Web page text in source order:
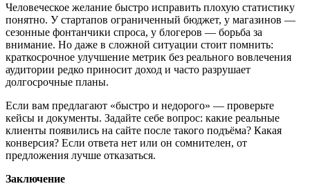
Человеческое желание быстро исправить плохую статистику
понятно. У стартапов ограниченный бюджет, у магазинов —
сезонные фонтанчики спроса, у блогеров — борьба за
внимание. Но даже в сложной ситуации стоит помнить:
краткосрочное улучшение метрик без реального вовлечения
аудитории редко приносит доход и часто разрушает
долгосрочные планы.
Если вам предлагают «быстро и недорого» — проверьте
кейсы и документы. Задайте себе вопрос: какие реальные
клиенты появились на сайте после такого подъёма? Какая
конверсия? Если ответа нет или он сомнителен, от
предложения лучше отказаться.
Заключение